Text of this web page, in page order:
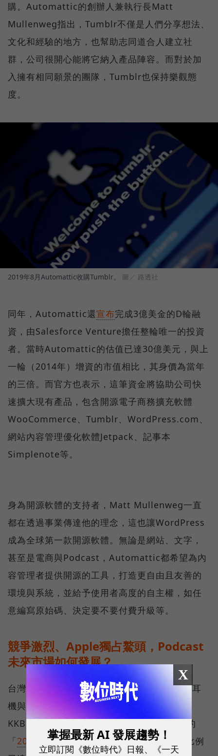
購。Automattic的創辦人兼執行長Matt
Mullenweg指出，Tumblr不僅是人們分享想法、
文化和經驗的地方，也幫助志同道合人建立社
群，公司很開心能將它納入產品陣容。而對於加
入擁有相同願景的團隊，Tumblr也保持樂觀態
度。
2019年8月Automattic收購Tumblr。 圖／ 路透社
同年，Automattic還宣布完成3億美金的D輪融
資，由Salesforce Venture擔任整輪唯一的投資
者。當時Automattic的估值已達30億美元，與上
一輪（2014年）增資的市值相比，其身價為當年
的三倍。而官方也表示，這筆資金將協助公司快
速擴大現有產品，包含開源電子商務擴充軟體
WooCommerce、Tumblr、WordPress.com、
網站內容管理優化軟體Jetpack、記事本
Simplenote等。
身為開源軟體的支持者，Matt Mullenweg一直
都在透過事業傳達他的理念，這也讓WordPress
成為全球第一款開源軟體。無論是網站、文字，
甚至是電商與Podcast，Automattic都希望為內
容管理者提供開源的工具，打造更自由且友善的
環境與系統，並給予使用者高度的自主權，如任
意編寫原始碼、決定要不要付費升級等。
競爭激烈、Apple獨占鰲頭，Podcast
未來市場如何發展？
台灣的Podcast市場因疫情、行動網路、無線耳
機與硬體普及逐漸成長，在由《天下雜誌》、
KKBOX與東方線上消費者研究集團合作完成的
「2021聽經濟大調查 」中，Podcast的收聽比例
X
掌握最新 AI 發展趨勢！
立即訂閱《數位時代》日報、《一天